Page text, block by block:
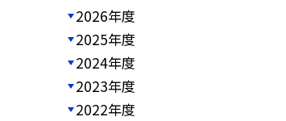
2026年度
2025年度
2024年度
2023年度
2022年度